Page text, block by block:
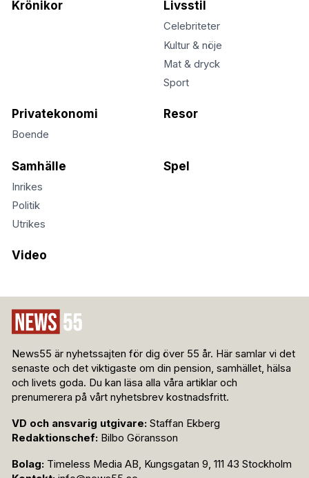
Krönikor Livsstil
Celebriteter
Kultur & nöje
Mat & dryck
Sport
Privatekonomi
Boende
Resor
Samhälle
Inrikes
Politik
Utrikes
Spel
Video
News55 är nyhetssajten för dig över 55 år. Här samlar vi det
senaste och det viktigaste om din pension, samhället, hälsa
och livets goda. Du kan läsa alla våra artiklar och
prenumerera på vårt nyhetsbrev kostnadsfritt.
VD och ansvarig utgivare: Staffan Ekberg
Redaktionschef: Bilbo Göransson
Bolag: Timeless Media AB, Kungsgatan 9, 111 43 Stockholm